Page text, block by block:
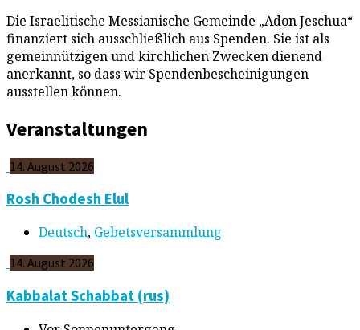
Die Israelitische Messianische Gemeinde „Adon Jeschua“
finanziert sich ausschließlich aus Spenden. Sie ist als
gemeinnützigen und kirchlichen Zwecken dienend
anerkannt, so dass wir Spendenbescheinigungen
ausstellen können.
Veranstaltungen
14. August 2026
Rosh Chodesh Elul
Deutsch, Gebetsversammlung
14. August 2026
Kabbalat Schabbat (rus)